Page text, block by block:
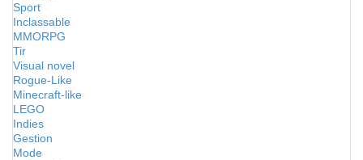
Sport
Inclassable
MMORPG
Tir
Visual novel
Rogue-Like
Minecraft-like
LEGO
Indies
Gestion
Mode